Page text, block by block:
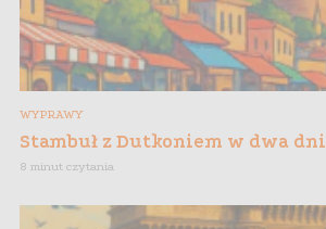
WYPRAWY
Stambuł z Dutkoniem w dwa dni
8 minut czytania